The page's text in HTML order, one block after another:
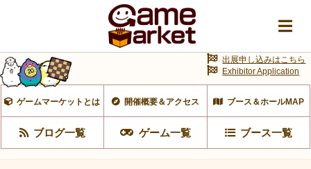
ゲームマーケットとは 開催概要＆アクセス ブース＆ホールMAP
ブログ一覧 ゲーム一覧 ブース一覧
出展申し込みはこちら
Exhibitor Application